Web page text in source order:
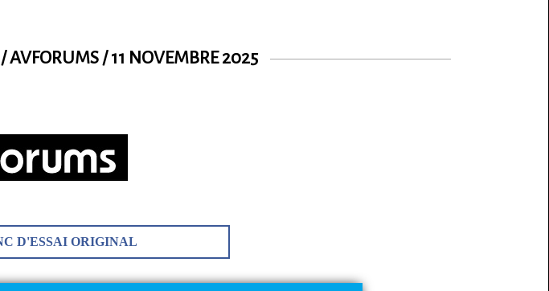
AVFORUMS / 11 NOVEMBRE 2025
D'ESSAI ORIGINAL